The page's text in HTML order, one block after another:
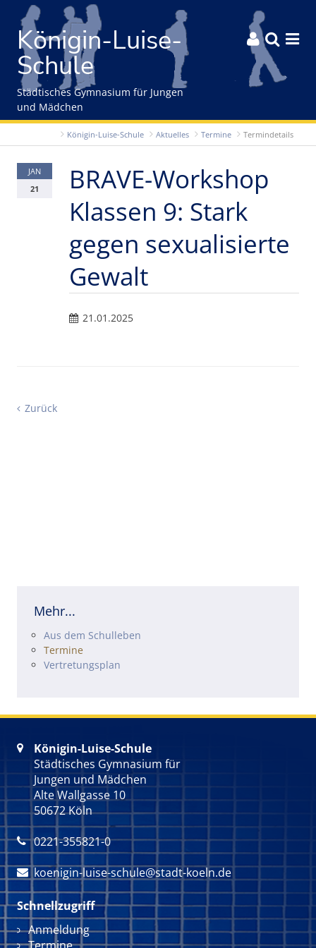
Gleich zum Inhalt der Seite springen
Königin-Luise-
Schule
  
Städtisches Gymnasium für Jungen
und Mädchen
Königin-Luise-Schule Aktuelles Termine Termindetails
JAN
21
BRAVE-Workshop
Klassen 9: Stark
gegen sexualisierte
Gewalt
21.01.2025
Zurück
Mehr...
Navigation überspringen
Aus dem Schulleben
Termine
Vertretungsplan

Königin-Luise-Schule
Städtisches Gymnasium für
Jungen und Mädchen
Alte Wallgasse 10
50672 Köln
 0221-355821-0
 koenigin-luise-schule@stadt-koeln.de
Schnellzugriff
Navigation überspringen
Anmeldung